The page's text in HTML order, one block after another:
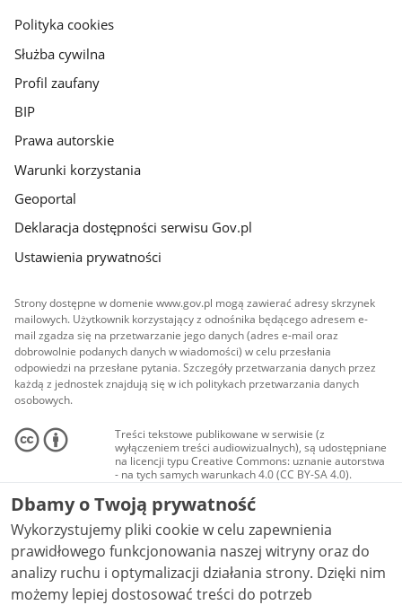
gov.pl
Polityka cookies
Służba cywilna
Profil zaufany
BIP
Prawa autorskie
Warunki korzystania
Geoportal
Deklaracja dostępności serwisu Gov.pl
Ustawienia prywatności
Strony dostępne w domenie www.gov.pl mogą zawierać adresy skrzynek
mailowych. Użytkownik korzystający z odnośnika będącego adresem e-
mail zgadza się na przetwarzanie jego danych (adres e-mail oraz
dobrowolnie podanych danych w wiadomości) w celu przesłania
odpowiedzi na przesłane pytania. Szczegóły przetwarzania danych przez
każdą z jednostek znajdują się w ich politykach przetwarzania danych
osobowych.
Treści tekstowe publikowane w serwisie (z
wyłączeniem treści audiowizualnych), są udostępniane
na licencji typu Creative Commons: uznanie autorstwa
- na tych samych warunkach 4.0 (CC BY-SA 4.0).
Materiały audiowizualne, w tym zdjęcia, materiały
audio i wideo, są udostępniane na licencji typu
Creative Commons: uznanie autorstwa użycie
niekomercyjne - bez utworów zależnych 4.0 (CC BY-
NC-ND 4.0), o ile nie jest to stwierdzone inaczej.
Dbamy o Twoją prywatność
Wykorzystujemy pliki cookie w celu zapewnienia
prawidłowego funkcjonowania naszej witryny oraz do
analizy ruchu i optymalizacji działania strony. Dzięki nim
możemy lepiej dostosować treści do potrzeb